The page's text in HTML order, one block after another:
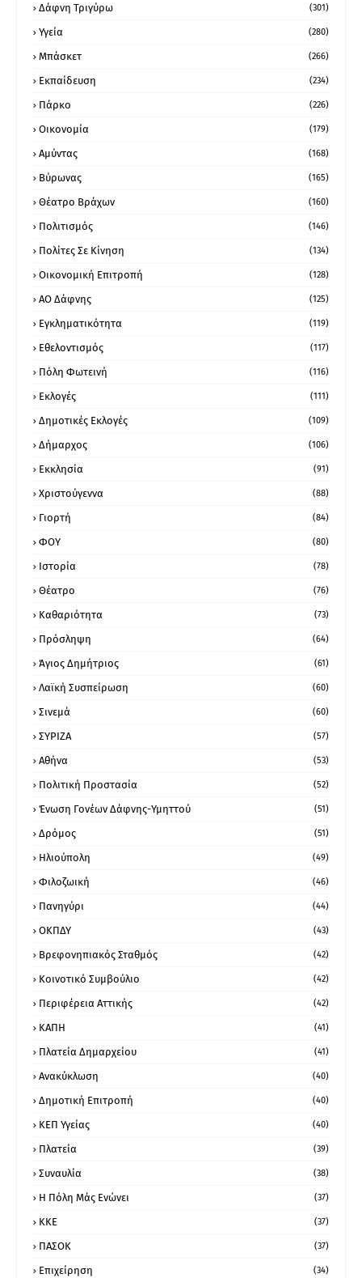
Δάφνη Τριγύρω (301)
Υγεία (280)
Μπάσκετ (266)
Εκπαίδευση (234)
Πάρκο (226)
Οικονομία (179)
Αμύντας (168)
Βύρωνας (165)
Θέατρο Βράχων (160)
Πολιτισμός (146)
Πολίτες Σε Κίνηση (134)
Οικονομική Επιτροπή (128)
ΑΟ Δάφνης (125)
Εγκληματικότητα (119)
Εθελοντισμός (117)
Πόλη Φωτεινή (116)
Εκλογές (111)
Δημοτικές Εκλογές (109)
Δήμαρχος (106)
Εκκλησία (91)
Χριστούγεννα (88)
Γιορτή (84)
ΦΟΥ (80)
Ιστορία (78)
Θέατρο (76)
Καθαριότητα (73)
Πρόσληψη (64)
Άγιος Δημήτριος (61)
Λαϊκή Συσπείρωση (60)
Σινεμά (60)
ΣΥΡΙΖΑ (57)
Αθήνα (53)
Πολιτική Προστασία (52)
Ένωση Γονέων Δάφνης-Υμηττού (51)
Δρόμος (51)
Ηλιούπολη (49)
Φιλοζωική (46)
Πανηγύρι (44)
ΟΚΠΔΥ (43)
Βρεφονηπιακός Σταθμός (42)
Κοινοτικό Συμβούλιο (42)
Περιφέρεια Αττικής (42)
ΚΑΠΗ (41)
Πλατεία Δημαρχείου (41)
Ανακύκλωση (40)
Δημοτική Επιτροπή (40)
ΚΕΠ Υγείας (40)
Πλατεία (39)
Συναυλία (38)
Η Πόλη Μάς Ενώνει (37)
ΚΚΕ (37)
ΠΑΣΟΚ (37)
Επιχείρηση (34)